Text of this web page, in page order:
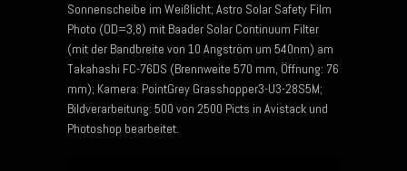
Sonnenscheibe im Weißlicht; Astro Solar Safety Film
Photo (OD=3,8) mit Baader Solar Continuum Filter
(mit der Bandbreite von 10 Angström um 540nm) am
Takahashi FC-76DS (Brennweite 570 mm, Öffnung: 76
mm); Kamera: PointGrey Grasshopper3-U3-28S5M;
Bildverarbeitung: 500 von 2500 Picts in Avistack und
Photoshop bearbeitet.